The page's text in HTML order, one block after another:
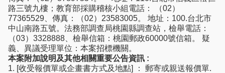
路三號九樓；教育部採購稽核小組電話： （02）
77365529、傳真：（02）23583005。 地址：100.台北市
中山南路五號。法務部調查局桃園縣調查站，檢舉電話：
（03）3328888、檢舉信箱：桃園郵政60000號信箱。 疑
義、異議受理單位：本案招標機關。
本案附加說明及其他相關重要公告資訊 :
1. [收受報價單或企畫書方式及地點] ： 郵寄或親送報價單.